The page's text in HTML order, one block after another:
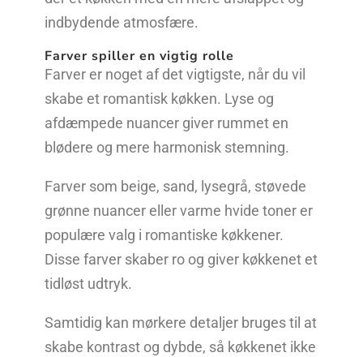
indbydende atmosfære.
Farver spiller en vigtig rolle
Farver er noget af det vigtigste, når du vil
skabe et romantisk køkken. Lyse og
afdæmpede nuancer giver rummet en
blødere og mere harmonisk stemning.
Farver som beige, sand, lysegrå, støvede
grønne nuancer eller varme hvide toner er
populære valg i romantiske køkkener.
Disse farver skaber ro og giver køkkenet et
tidløst udtryk.
Samtidig kan mørkere detaljer bruges til at
skabe kontrast og dybde, så køkkenet ikke